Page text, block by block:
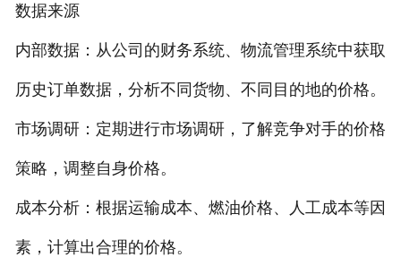
数据来源
内部数据：从公司的财务系统、物流管理系统中获取
历史订单数据，分析不同货物、不同目的地的价格。
市场调研：定期进行市场调研，了解竞争对手的价格
策略，调整自身价格。
成本分析：根据运输成本、燃油价格、人工成本等因
素，计算出合理的价格。